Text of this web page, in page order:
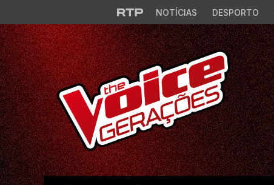
Saltar para o conteúdo principal
NOTÍCIAS DESPORTO